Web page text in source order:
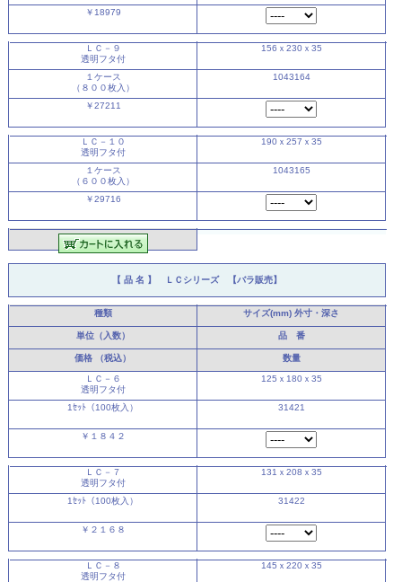
￥18979
ＬＣ－９
透明フタ付
156ｘ230ｘ35
１ケース
（８００枚入）
1043164
￥27211
ＬＣ－１０
透明フタ付
190ｘ257ｘ35
１ケース
（６００枚入）
1043165
￥29716
【 品 名 】 ＬＣシリーズ 【バラ販売】
種類 サイズ(mm) 外寸・深さ
単位（入数） 品 番
価格 （税込） 数量
ＬＣ－６
透明フタ付
125ｘ180ｘ35
1ｾｯﾄ（100枚入） 31421
￥１８４２
ＬＣ－７
透明フタ付
131ｘ208ｘ35
1ｾｯﾄ（100枚入） 31422
￥２１６８
ＬＣ－８
透明フタ付
145ｘ220ｘ35